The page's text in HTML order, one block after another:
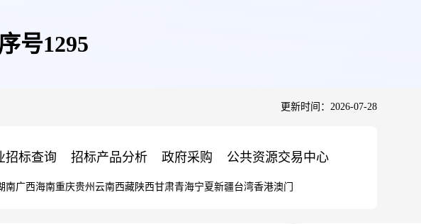
号1295
更新时间：2026-07-28
招标查询 招标产品分析 政府采购 公共资源交易中心
南广西海南重庆贵州 云南西藏陕西甘肃青海宁夏新疆台湾香港澳门